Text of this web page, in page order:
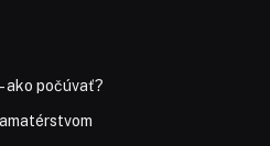
ako počúvať?